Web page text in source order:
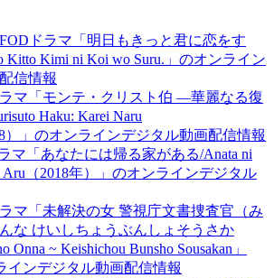
ドラマ「明日もきっと君に恋をす
Kitto Kimi ni Koi wo Suru.」のオンライン
信情報
マ「モンテ・クリスト伯 ―華麗なる復
Haku: Karei Naru
）」のオンラインデジタル動画配信情報
マ「あなたには帰る家がある/Anata ni
Aru（2018年）」のオンラインデジタル
マ「未解決の女 警視庁文書捜査官（み
な けいしちょうぶんしょそうさか
Onna ~ Keishichou Bunsho Sousakan」
インデジタル動画配信情報